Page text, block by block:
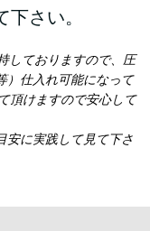
さい。
しておりますので、圧
）仕入れ可能になって
頂けますので安心して
安に実践して見て下さ